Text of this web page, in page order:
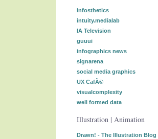
infosthetics
intuity.medialab
IA Television
guuui
infographics news
signarena
social media graphics
UX CafÃ©
visualcomplexity
well formed data
Illustration | Animation
Drawn! - The Illustration Blog